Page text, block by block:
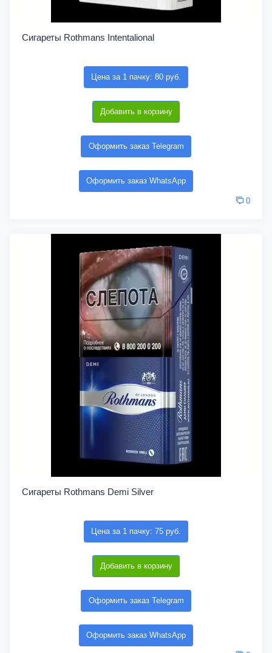
Сигареты Rothmans Intentalional
Цена за 1 пачку: 80 руб.
Добавить в корзину
Оформить заказ Telegram
Оформить заказ WhatsApp
0
Сигареты Rothmans Demi Silver
Цена за 1 пачку: 75 руб.
Добавить в корзину
Оформить заказ Telegram
Оформить заказ WhatsApp